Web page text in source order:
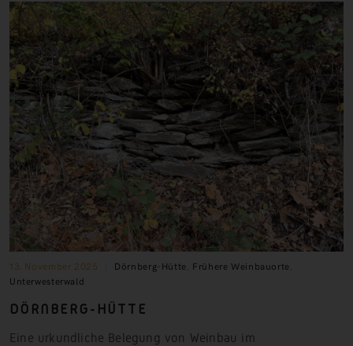
13. November 2025 Dörnberg-Hütte Frühere Weinbauorte
Unterwesterwald
DÖRNBERG-HÜTTE
Eine urkundliche Belegung von Weinbau im